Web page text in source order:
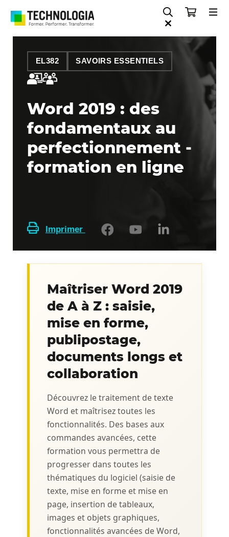
EL382 SAVOIRS ESSENTIELS
Word 2019 : des
fondamentaux au
perfectionnement -
formation en ligne
Imprimer
Maîtriser Word 2019
de A à Z : saisie,
mise en forme,
publipostage,
documents longs et
collaboration
Découvrez le traitement de texte
Word et maîtrisez toutes les
fonctionnalités. Des bases aux
commandes avancées, cette
formation vous permettra de
progresser dans toutes les
thématiques du logiciel (saisie de
texte, mise en forme et mise en
page, insertion de tableaux,
images et objets graphiques,
fonctionnalités avancées de Word,